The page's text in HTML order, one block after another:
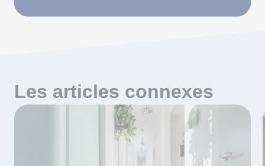
Les articles connexes